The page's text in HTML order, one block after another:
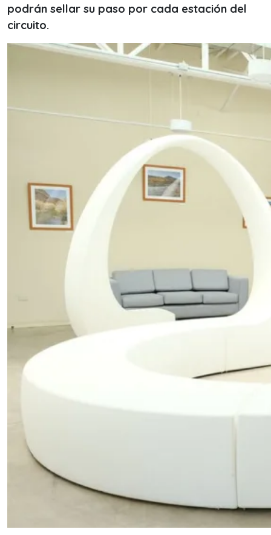
podrán sellar su paso por cada estación del
circuito.